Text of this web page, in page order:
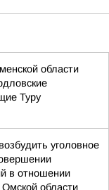
области
Туру
уголовное
в отношении
области